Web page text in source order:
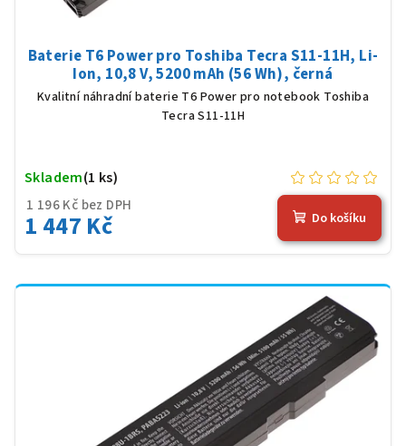
Baterie T6 Power pro Toshiba Tecra S11-11H, Li-
Ion, 10,8 V, 5200 mAh (56 Wh), černá
Kvalitní náhradní baterie T6 Power pro notebook Toshiba
Tecra S11-11H
1 196 Kč bez DPH
1 447 Kč
Skladem(1 ks)
Do košíku